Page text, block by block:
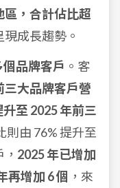
區，合計佔比超
現成長趨勢。
個品牌客戶 。客
三大品牌客戶營
至 2025 年前三
則由 76% 提升至
2025 年已增加
再增加 6 個 ，來